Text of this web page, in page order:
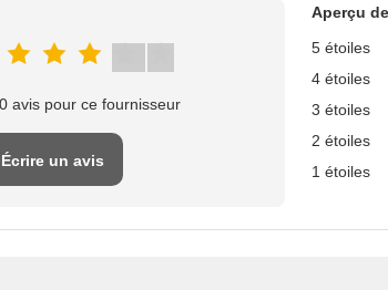
avis pour ce fournisseur
Écrire un avis
Aperçu
5 étoiles
4 étoiles
3 étoiles
2 étoiles
1 étoiles